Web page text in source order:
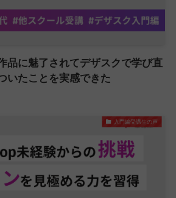
品に魅了されてデザスクで学び直
いたことを実感できた
入門編受講生の声